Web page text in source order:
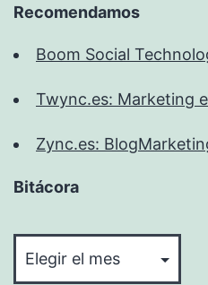
Recomendamos
Boom Social
Twync.es: Marketing
Zync.es:
Bitácora